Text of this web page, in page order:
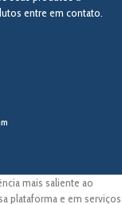
entre em contato.
mais saliente ao
plataforma e em serviços